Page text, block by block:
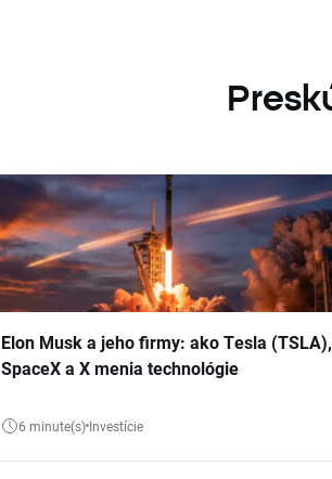
Elon Musk a jeho firmy: ako Tesla (TSLA),
SpaceX a X menia technológie
6 minute(s) Investície